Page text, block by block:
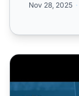
Nov 28, 2025
Le facteur le